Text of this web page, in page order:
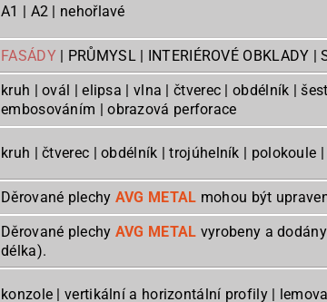
A1 | A2 | nehořlavé
FASÁDY| PRŮMYSL | INTERIÉROVÉ OBKLADY |
kruh | ovál | elipsa | vlna | čtverec | obdélník |
embosováním |
kruh | čtverec | obdélník | trojúhelník |
Děrované plechy AVG METAL mohou být
Děrované plechy AVG METAL vyrobeny a
délka).
konzole | vertikální a horizontální profily |